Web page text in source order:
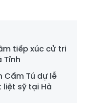
tiếp xúc cử tri
Tĩnh
Cẩm Tú dự lễ
sỹ tại Hà